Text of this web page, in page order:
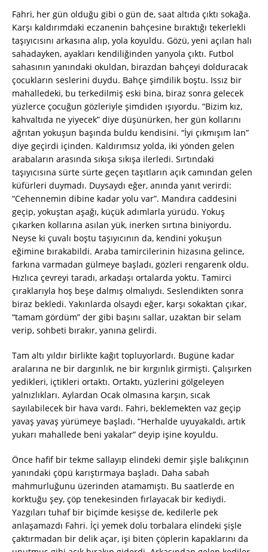
Fahri, her gün olduğu gibi o gün de, saat altıda çıktı sokağa.
Karşı kaldırımdaki eczanenin bahçesine bıraktığı tekerlekli
taşıyıcısını arkasına alıp, yola koyuldu. Gözü, yeni açılan halı
sahadayken, ayakları kendiliğinden yanyola çıktı. Futbol
sahasının yanındaki okuldan, birazdan bahçeyi dolduracak
çocukların seslerini duydu. Bahçe şimdilik boştu. Issız bir
mahalledeki, bu terkedilmiş eski bina, biraz sonra gelecek
yüzlerce çocuğun gözleriyle şimdiden ışıyordu. “Bizim kız,
kahvaltıda ne yiyecek” diye düşünürken, her gün kollarını
ağrıtan yokuşun başında buldu kendisini. “İyi çıkmışım lan”
diye geçirdi içinden. Kaldırımsız yolda, iki yönden gelen
arabaların arasında sıkışa sıkışa ilerledi. Sırtındaki
taşıyıcısına sürte sürte geçen taşıtların açık camından gelen
küfürleri duymadı. Duysaydı eğer, anında yanıt verirdi:
“Cehennemin dibine kadar yolu var”. Mandıra caddesini
geçip, yokuştan aşağı, küçük adımlarla yürüdü. Yokuş
çıkarken kollarına asılan yük, inerken sırtına biniyordu.
Neyse ki çuvalı boştu taşıyıcının da, kendini yokuşun
eğimine bırakabildi. Araba tamircilerinin hizasına gelince,
farkına varmadan gülmeye başladı, gözleri rengarenk oldu.
Hızlıca çevreyi taradı, arkadaşı ortalarda yoktu. Tamirci
çıraklarıyla hoş beşe dalmış olmalıydı. Seslendikten sonra
biraz bekledi. Yakınlarda olsaydı eğer, karşı sokaktan çıkar,
“tamam gördüm” der gibi başını sallar, uzaktan bir selam
verip, sohbeti bırakır, yanına gelirdi.
Tam altı yıldır birlikte kağıt topluyorlardı. Bugüne kadar
aralarına ne bir dargınlık, ne bir kırgınlık girmişti. Çalışırken
yedikleri, içtikleri ortaktı. Ortaktı, yüzlerini gölgeleyen
yalnızlıkları. Aylardan Ocak olmasına karşın, sıcak
sayılabilecek bir hava vardı. Fahri, beklemekten vaz geçip
yavaş yavaş yürümeye başladı. “Herhalde uyuyakaldı, artık
yukarı mahallede beni yakalar” deyip işine koyuldu.
Önce hafif bir tekme sallayıp elindeki demir şişle balıkçının
yanındaki çöpü karıştırmaya başladı. Daha sabah
mahmurluğunu üzerinden atamamıştı. Bu saatlerde en
korktuğu şey, çöp tenekesinden fırlayacak bir kediydi.
Yazgıları tuhaf bir biçimde kesişse de, kedilerle pek
anlaşamazdı Fahri. İçi yemek dolu torbalara elindeki şişle
çaktırmadan bir delik açar, işi biten çöplerin kapaklarını da